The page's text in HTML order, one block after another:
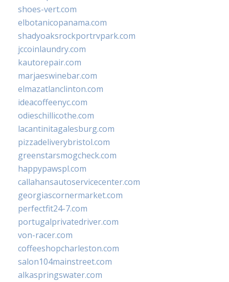
shoes-vert.com
elbotanicopanama.com
shadyoaksrockportrvpark.com
jccoinlaundry.com
kautorepair.com
marjaeswinebar.com
elmazatlanclinton.com
ideacoffeenyc.com
odieschillicothe.com
lacantinitagalesburg.com
pizzadeliverybristol.com
greenstarsmogcheck.com
happypawspl.com
callahansautoservicecenter.com
georgiascornermarket.com
perfectfit24-7.com
portugalprivatedriver.com
von-racer.com
coffeeshopcharleston.com
salon104mainstreet.com
alkaspringswater.com